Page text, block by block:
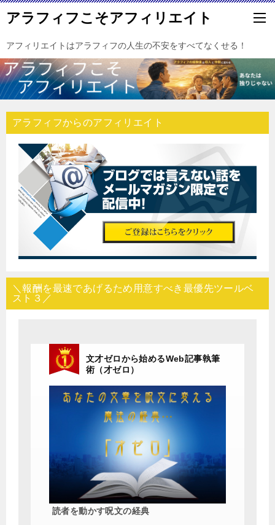
アラフィフこそアフィリエイト
アフィリエイトはアラフィフの人生の不安をすべてなくせる！
アラフィフからのアフィリエイト
＼報酬を最速であげるため用意すべき最優先ツールベ
スト３／
文才ゼロから始めるWeb記事執筆
術（才ゼロ）
読者を動かす呪文の経典